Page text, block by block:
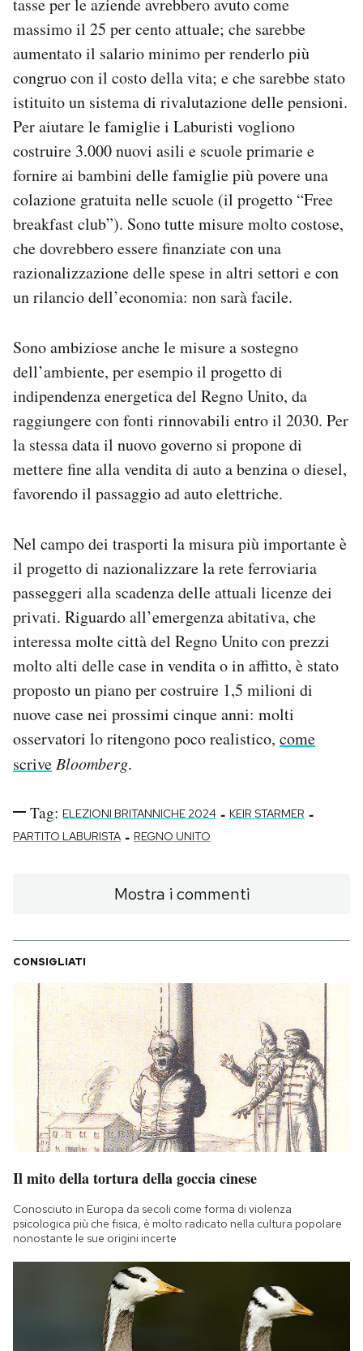
massimo il 25 per cento attuale; che sarebbe
aumentato il salario minimo per renderlo più
congruo con il costo della vita; e che sarebbe stato
istituito un sistema di rivalutazione delle pensioni.
Per aiutare le famiglie i Laburisti vogliono
costruire 3.000 nuovi asili e scuole primarie e
fornire ai bambini delle famiglie più povere una
colazione gratuita nelle scuole (il progetto “Free
breakfast club”). Sono tutte misure molto costose,
che dovrebbero essere finanziate con una
razionalizzazione delle spese in altri settori e con
un rilancio dell’economia: non sarà facile.
Sono ambiziose anche le misure a sostegno
dell’ambiente, per esempio il progetto di
indipendenza energetica del Regno Unito, da
raggiungere con fonti rinnovabili entro il 2030. Per
la stessa data il nuovo governo si propone di
mettere fine alla vendita di auto a benzina o diesel,
favorendo il passaggio ad auto elettriche.
Nel campo dei trasporti la misura più importante è
il progetto di nazionalizzare la rete ferroviaria
passeggeri alla scadenza delle attuali licenze dei
privati. Riguardo all’emergenza abitativa, che
interessa molte città del Regno Unito con prezzi
molto alti delle case in vendita o in affitto, è stato
proposto un piano per costruire 1,5 milioni di
nuove case nei prossimi cinque anni: molti
osservatori lo ritengono poco realistico, come
scrive Bloomberg.
Tag: ELEZIONI BRITANNICHE 2024 - KEIR STARMER -
PARTITO LABURISTA - REGNO UNITO
Mostra i commenti
CONSIGLIATI
Il mito della tortura della goccia cinese
Conosciuto in Europa da secoli come forma di violenza
psicologica più che fisica, è molto radicato nella cultura popolare
nonostante le sue origini incerte